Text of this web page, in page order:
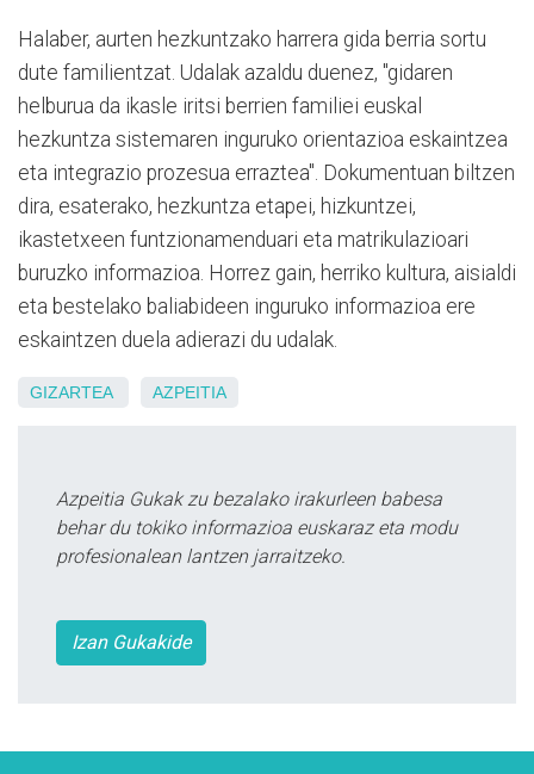
Halaber, aurten hezkuntzako harrera gida berria sortu
dute familientzat. Udalak azaldu duenez, "gidaren
helburua da ikasle iritsi berrien familiei euskal
hezkuntza sistemaren inguruko orientazioa eskaintzea
eta integrazio prozesua erraztea". Dokumentuan biltzen
dira, esaterako, hezkuntza etapei, hizkuntzei,
ikastetxeen funtzionamenduari eta matrikulazioari
buruzko informazioa. Horrez gain, herriko kultura, aisialdi
eta bestelako baliabideen inguruko informazioa ere
eskaintzen duela adierazi du udalak.
GIZARTEA AZPEITIA
Azpeitia Gukak zu bezalako irakurleen babesa
behar du tokiko informazioa euskaraz eta modu
profesionalean lantzen jarraitzeko.
Izan Gukakide